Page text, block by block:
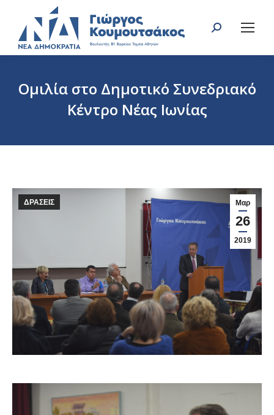
Search:
Ομιλία στο Δημοτικό Συνεδριακό
Κέντρο Νέας Ιωνίας
Μαρ
26
2019
ΔΡΑΣΕΙΣ